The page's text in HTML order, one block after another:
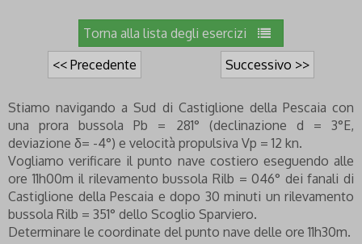
Torna alla lista degli esercizi
<< Precedente
Successivo >>
Stiamo navigando a Sud di Castiglione della Pescaia con
una prora bussola Pb = 281° (declinazione d = 3°E,
deviazione δ= -4°) e velocità propulsiva Vp = 12 kn.
Vogliamo verificare il punto nave costiero eseguendo alle
ore 11h00m il rilevamento bussola Rilb = 046° dei fanali di
Castiglione della Pescaia e dopo 30 minuti un rilevamento
bussola Rilb = 351° dello Scoglio Sparviero.
Determinare le coordinate del punto nave delle ore 11h30m.